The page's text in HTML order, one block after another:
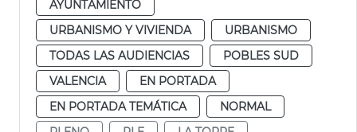
AYUNTAMIENTO
URBANISMO Y VIVIENDA
URBANISMO
TODAS LAS AUDIENCIAS
POBLES SUD
VALENCIA
EN PORTADA
EN PORTADA TEMÁTICA
NORMAL